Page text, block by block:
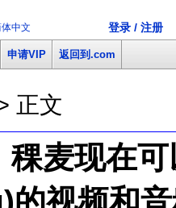
中文 登录 / 注册
申请VIP 返回到.com
正文
稞麦现在